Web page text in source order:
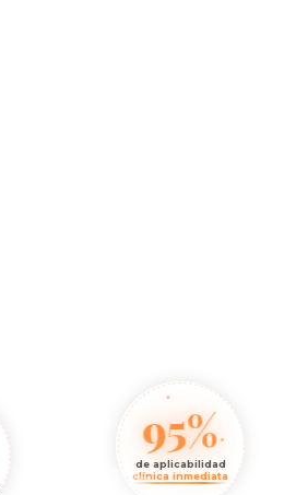
95%
de aplicabilidad
clínica inmediata